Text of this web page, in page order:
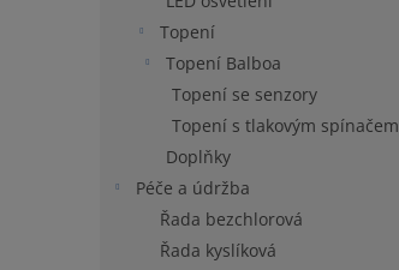
Topení
Topení Balboa
Topení se senzory
Topení s tlakovým spínačem
Doplňky
Péče a údržba
Řada bezchlorová
Řada kyslíková